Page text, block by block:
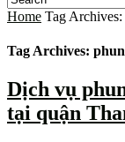
Home Tag
Tag Archives:
Dịch vụ
tại quận